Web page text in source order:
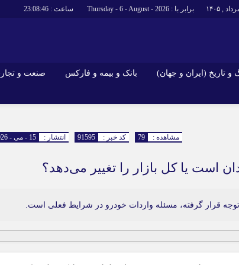
برابر با : Thursday - 6 - August - 2026 ساعت : 23:08:47
و تاریخ (ایران و جهان) بانک و بیمه و فارکس صنعت و
گزارش‌های خبری میراث فرهنگیانتشار : 15 - می - 2026 - 13:13 کد خبر : 91595 مشاهده : 79
است یا کل بازار را تغییر می‌دهد؟
توجه قرار گرفته، مسئله واردات خودرو در شرایط فعلی است.